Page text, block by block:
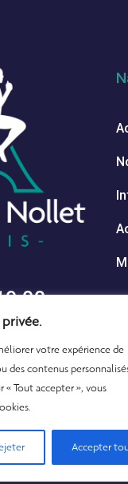
votre expérience de
des contenus
« Tout accepter », vous
Accepter
00